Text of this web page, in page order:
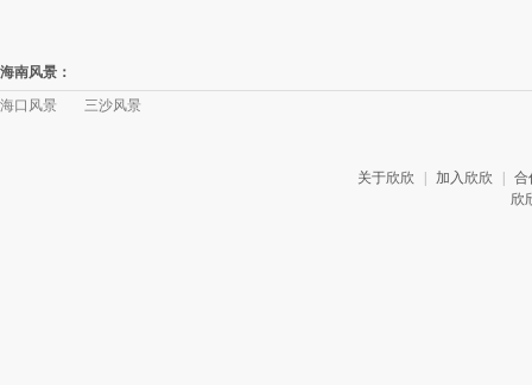
海南风景：
海口风景
三沙风景
关于欣欣 加入欣欣
合
欣